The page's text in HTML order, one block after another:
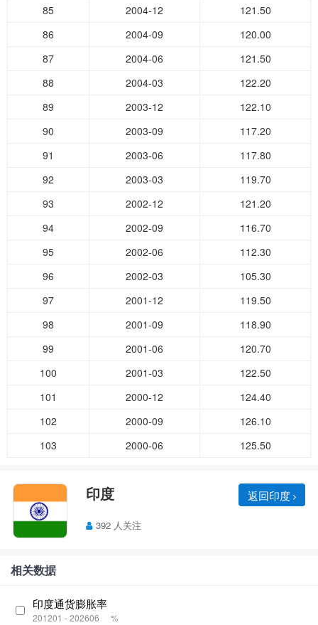
85
2004-12
121.50
86
2004-09
120.00
87
2004-06
121.50
88
2004-03
122.20
89
2003-12
122.10
90
2003-09
117.20
91
2003-06
117.80
92
2003-03
119.70
93
2002-12
121.20
94
2002-09
116.70
95
2002-06
112.30
96
2002-03
105.30
97
2001-12
119.50
98
2001-09
118.90
99
2001-06
120.70
100
2001-03
122.50
101
2000-12
124.40
102
2000-09
126.10
103
2000-06 125.50
印度 返回印度
392 人关注
相关数据
印度通货膨胀率
201201 - 202606 %